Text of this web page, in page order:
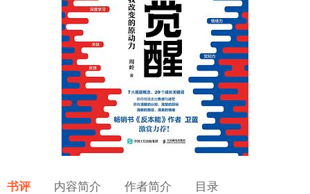
书评 内容简介 作者简介 目录